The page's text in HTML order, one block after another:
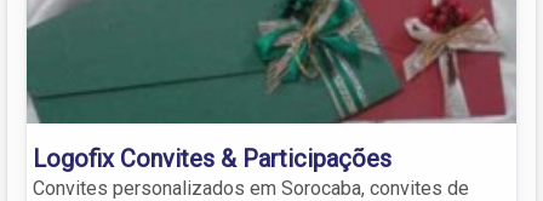
Logofix Convites & Participações
Convites personalizados em Sorocaba, convites de